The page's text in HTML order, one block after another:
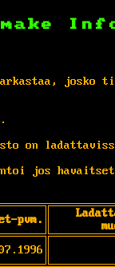
josko
on
jos
pvm.